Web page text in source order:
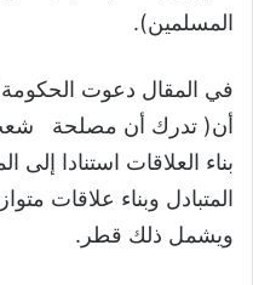
المسلمين).
في المقال دعوت الحكومة
أن( تدرك أن مصلحة
بناء العلاقات استنادا
المتبادل وبناء علاقات
ويشمل ذلك قطر.